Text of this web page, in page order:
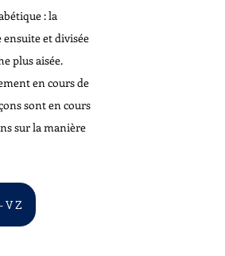
: la
et divisée
plus aisée.
en cours de
sont en cours
sur la manière
V Z